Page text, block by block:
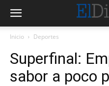
Inicio Deportes
Superfinal:
sabor a poco